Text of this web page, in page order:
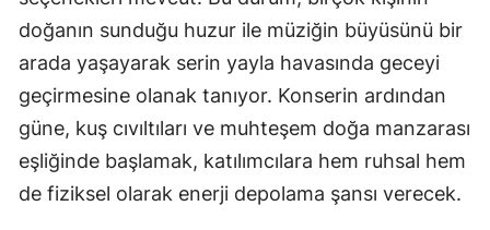
doğanın sunduğu huzur ile müziğin büyüsünü bir
arada yaşayarak serin yayla havasında geceyi
geçirmesine olanak tanıyor. Konserin ardından
güne, kuş cıvıltıları ve muhteşem doğa manzarası
eşliğinde başlamak, katılımcılara hem ruhsal hem
de fiziksel olarak enerji depolama şansı verecek.